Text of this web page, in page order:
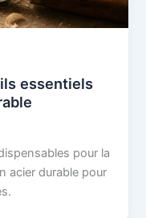
essentiels
pour la
acier durable pour